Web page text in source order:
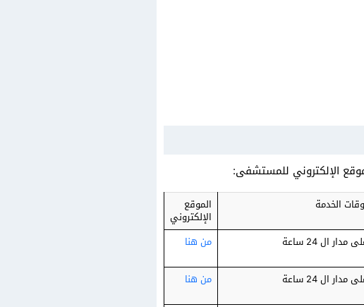
الإلكتروني للمستشفى:
الخدمة الموقع
الإلكتروني
مدار ال 24 ساعة من هنا
مدار ال 24 ساعة من هنا